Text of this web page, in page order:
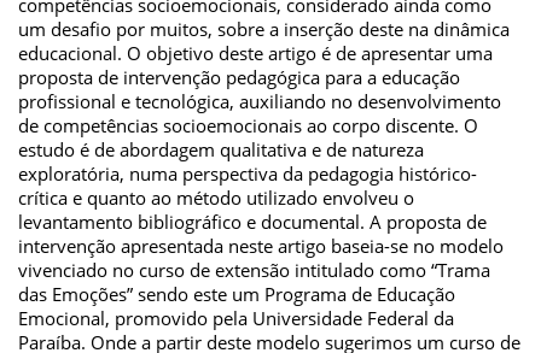
um desafio por muitos, sobre a inserção deste na dinâmica
educacional. O objetivo deste artigo é de apresentar uma
proposta de intervenção pedagógica para a educação
profissional e tecnológica, auxiliando no desenvolvimento
de competências socioemocionais ao corpo discente. O
estudo é de abordagem qualitativa e de natureza
exploratória, numa perspectiva da pedagogia histórico-
crítica e quanto ao método utilizado envolveu o
levantamento bibliográfico e documental. A proposta de
intervenção apresentada neste artigo baseia-se no modelo
vivenciado no curso de extensão intitulado como “Trama
das Emoções” sendo este um Programa de Educação
Emocional, promovido pela Universidade Federal da
Paraíba. Onde a partir deste modelo sugerimos um curso de